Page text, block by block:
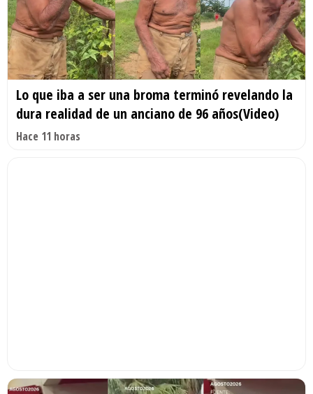
Lo que iba a ser una broma terminó revelando la
dura realidad de un anciano de 96 años(Video)
Hace 11 horas